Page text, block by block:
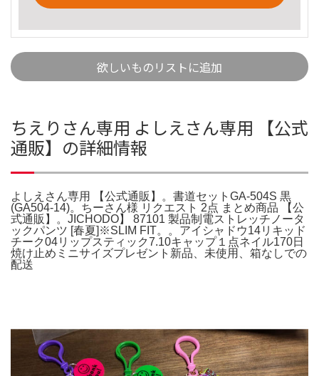
欲しいものリストに追加
ちえりさん専用 よしえさん専用 【公式
通販】の詳細情報
よしえさん専用 【公式通販】。書道セットGA-504S 黒
(GA504-14)。ちーさん様 リクエスト 2点 まとめ商品 【公
式通販】。JICHODO】 87101 製品制電ストレッチノータ
ックパンツ [春夏]※SLIM FIT。。アイシャドウ14リキッド
チーク04リップスティック7.10キャップ１点ネイル170日
焼け止めミニサイズプレゼント新品、未使用、箱なしでの
配送